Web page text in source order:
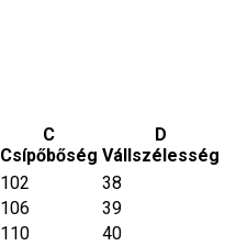
C
Csípőbőség
D
Vállszélesség
102 38
106 39
110 40